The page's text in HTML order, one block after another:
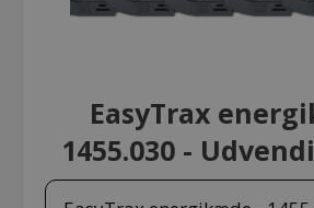
EasyTrax
1455.030 -